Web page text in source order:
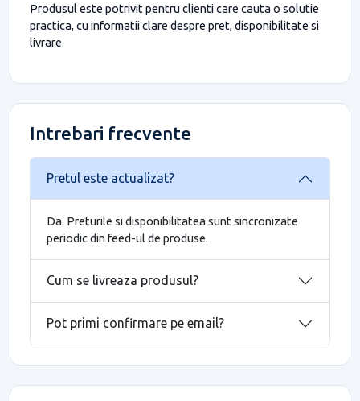
Produsul este potrivit pentru clienti care cauta o solutie
practica, cu informatii clare despre pret, disponibilitate si
livrare.
Intrebari frecvente
Pretul este actualizat?
Da. Preturile si disponibilitatea sunt sincronizate
periodic din feed-ul de produse.
Cum se livreaza produsul?
Pot primi confirmare pe email?